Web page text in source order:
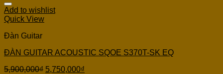
Add to wishlist
Quick View
Đàn Guitar
ĐÀN GUITAR ACOUSTIC SQOE S370T-SK EQ
5,900,000₫ 5,750,000₫